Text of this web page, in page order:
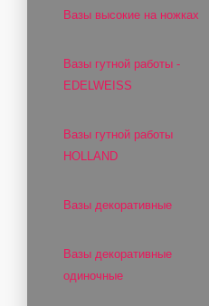
Вазы высокие на ножках
Вазы гутной работы -
EDELWEISS
Вазы гутной работы
HOLLAND
Вазы декоративные
Вазы декоративные
одиночные